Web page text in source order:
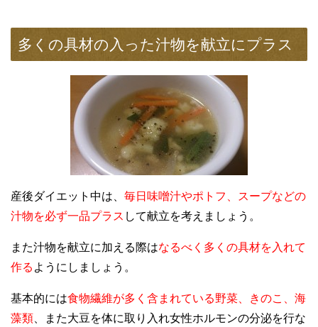
多くの具材の入った汁物を献立にプラス
産後ダイエット中は、 毎日味噌汁やポトフ、スープなどの
汁物を必ず一品プラス して献立を考えましょう。
また汁物を献立に加える際はなるべく多くの具材を入れて
作る ようにしましょう。
基本的には食物繊維が多く含まれている野菜、きのこ、海
藻類 、また大豆を体に取り入れ女性ホルモンの分泌を行な